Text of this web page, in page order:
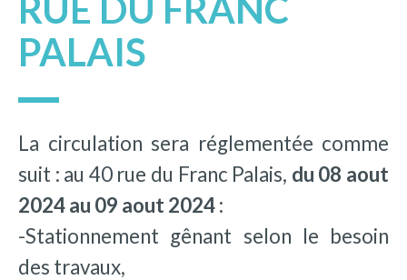
RUE DU FRANC
PALAIS
La circulation sera réglementée comme
suit : au 40 rue du Franc Palais, du 08 aout
2024 au 09 aout 2024 :
-Stationnement gênant selon le besoin
des travaux,